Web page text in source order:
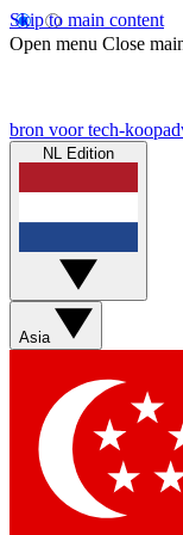
Skip to main content
Open menu Close
bron voor tech-
NL Edition
Asia